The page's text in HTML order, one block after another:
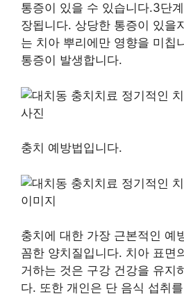
통증이 있을 수 있습니다.3단
장됩니다. 상당한 통증이 있을
는 치아 뿌리에만 영향을 미칩
통증이 발생합니다.
충치 예방법입니다.
충치에 대한 가장 근본적인 예
꼼한 양치질입니다. 치아 표면
거하는 것은 구강 건강을 유지
다. 또한 개인은 단 음식 섭취